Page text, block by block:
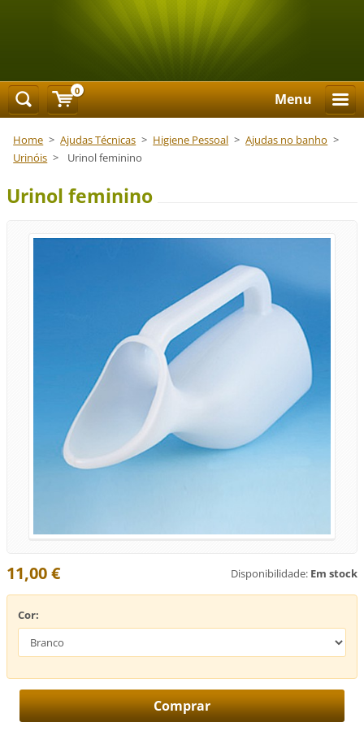
Menu
Home > Ajudas Técnicas > Higiene Pessoal > Ajudas no banho >
Urinóis > Urinol feminino
Urinol feminino
Disponibilidade: Em stock
11,00 €
Cor:
0